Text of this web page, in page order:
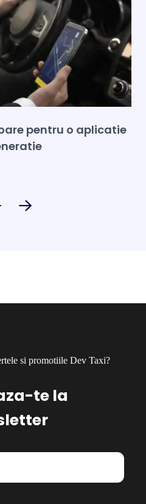
pentru o aplicatie
si promotiile Dev Taxi?
te la